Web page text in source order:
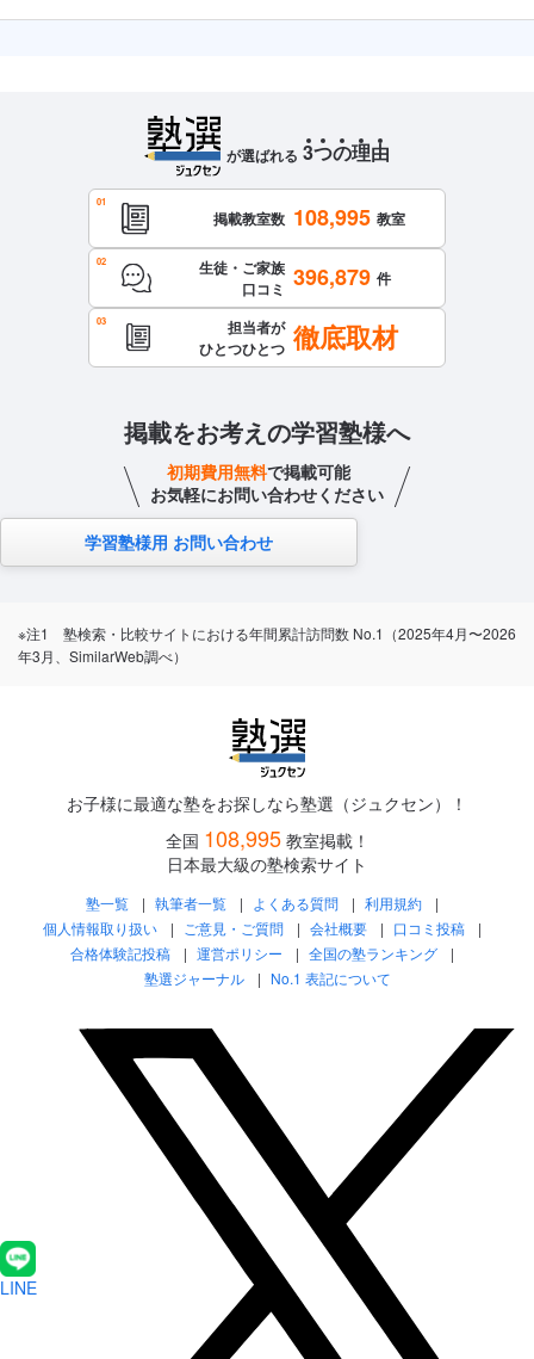
が選ばれる 3つの理由
掲載教室数 108,995 教室
生徒・ご家族
口コミ 396,879 件
担当者が
ひとつひとつ 徹底取材
掲載をお考えの学習塾様へ
初期費用無料で掲載可能
お気軽にお問い合わせください
学習塾様用 お問い合わせ
※注1 塾検索・比較サイトにおける年間累計訪問数 No.1（2025年4月〜2026
年3月、SimilarWeb調べ）
お子様に最適な塾をお探しなら塾選（ジュクセン）！
全国 108,995 教室掲載！
日本最大級の塾検索サイト
塾一覧 執筆者一覧 よくある質問
利用規約
個人情報取り扱い
ご意見・ご質問 会社概要
口コミ投稿
合格体験記投稿
運営ポリシー
全国の塾ランキング
塾選ジャーナル
No.1 表記について
LINE